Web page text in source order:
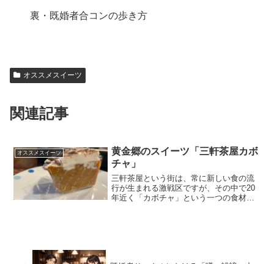
裏・既婚者合コンの歩き方
オススメスイーツ
関連記事
オススメスイーツ
黄金郷のスイーツ「三軒茶屋カボ
チャ」
三軒茶屋という街は、常に新しい食の流
行が生まれる激戦区ですが、その中で20
年近く「カボチャ」という一つの食材に